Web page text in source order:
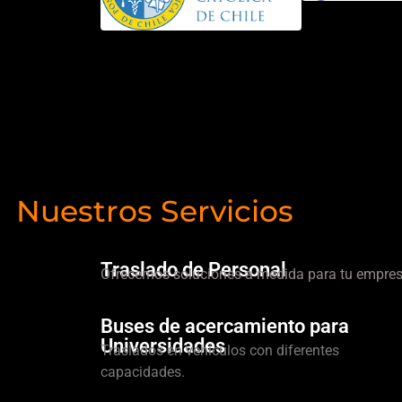
Nuestros Servicios
Traslado de Personal
Ofrecemos soluciones a medida para tu
Buses de acercamiento para
Universidades
Traslados en vehículos con diferentes
capacidades.